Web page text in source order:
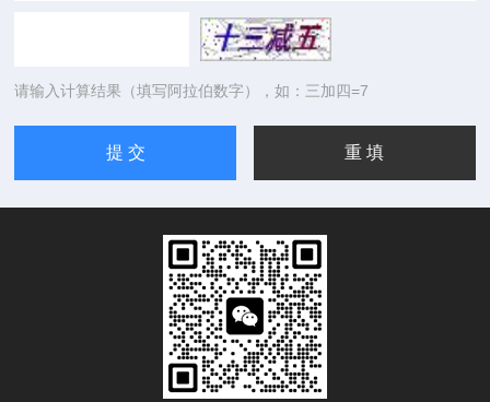
请输入计算结果（填写阿拉伯数字），如：三加四=7